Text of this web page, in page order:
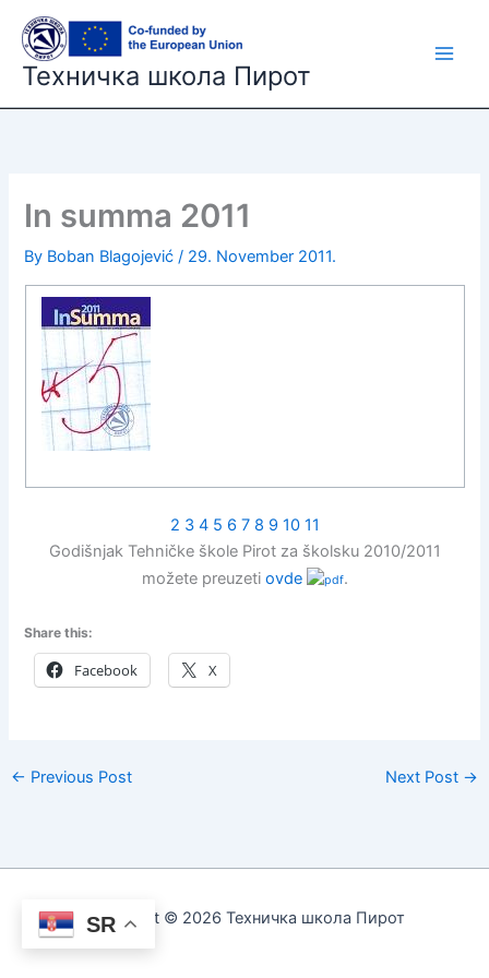
content
Техничка школа Пирот
In summa 2011
By Boban Blagojević/ 29. November 2011.
2 3 4 5 6 7 8 9 10 11
Godišnjak Tehničke škole Pirot za školsku 2010/2011
možete preuzeti ovde .
Share this:
Facebook X
← Previous Post Next Post →
Copyright © 2026 Техничка школа Пирот
SR